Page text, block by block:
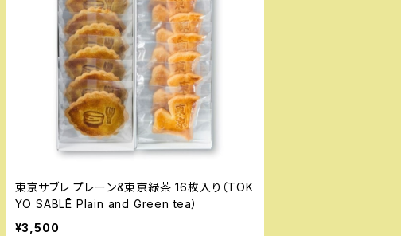
東京サブレ プレーン&東京緑茶 16枚入り（TOK
YO SABLĒ Plain and Green tea）
¥3,500